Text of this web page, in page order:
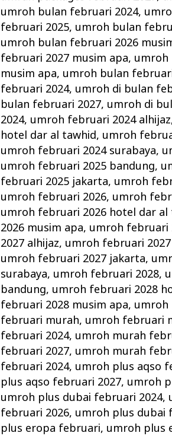
umroh bulan februari 2024,
februari 2025, umroh bulan
umroh bulan februari 2026
februari 2027 musim apa, umroh
musim apa, umroh bulan
februari 2024, umroh di bulan
bulan februari 2027, umroh di
2024, umroh februari 2024 alhijaz
hotel dar al tawhid, umroh
umroh februari 2024 surabaya,
umroh februari 2025 bandung,
februari 2025 jakarta, umroh
umroh februari 2026, umroh
umroh februari 2026 hotel dar al
2026 musim apa, umroh februari
2027 alhijaz, umroh februari
umroh februari 2027 jakarta,
surabaya, umroh februari 2028,
bandung, umroh februari 2028
februari 2028 musim apa, umroh
februari murah, umroh februari
februari 2024, umroh murah
februari 2027, umroh murah
februari 2024, umroh plus aqso
plus aqso februari 2027, umroh
umroh plus dubai februari 2024,
februari 2026, umroh plus dubai
plus eropa februari, umroh plus